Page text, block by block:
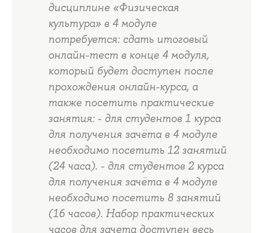
дисциплине «Физическая
культура» в 4 модуле
потребуется: сдать итоговый
онлайн-тест в конце 4 модуля,
который будет доступен после
прохождения онлайн-курса, а
также посетить практические
занятия: - для студентов 1 курса
для получения зачёта в 4 модуле
необходимо посетить 12 занятий
(24 часа). - для студентов 2 курса
для получения зачёта в 4 модуле
необходимо посетить 8 занятий
(16 часов). Набор практических
часов для зачета доступен весь